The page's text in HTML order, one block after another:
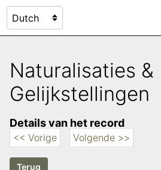
Naturalisaties &
Gelijkstellingen
Details van het record
<< Vorige Volgende >>